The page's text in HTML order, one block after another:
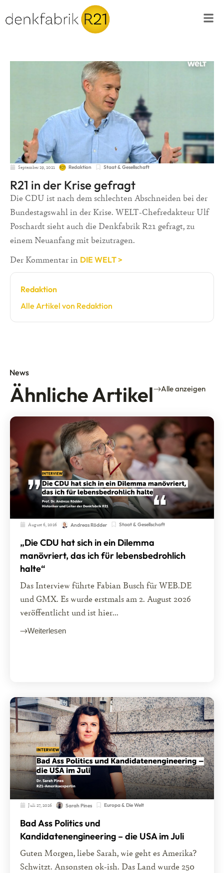
September 29, 2021 Redaktion Staat & Gesellschaft
R21 in der Krise gefragt
Die CDU ist nach dem schlechten Abschneiden bei der
Bundestagswahl in der Krise. WELT-Chefredakteur Ulf
Poschardt sieht auch die Denkfabrik R21 gefragt, zu
einem Neuanfang mit beizutragen.
Der Kommentar in DIE WELT >
Redaktion
Alle Artikel von Redaktion
News
Ähnliche Artikel Alle anzeigen
August 6, 2026 Andreas Rödder Staat & Gesellschaft
„Die CDU hat sich in ein Dilemma
manövriert, das ich für lebensbedrohlich
halte“
Das Interview führte Fabian Busch für WEB.DE
und GMX. Es wurde erstmals am 2. August 2026
veröffentlicht und ist hier...
Weiterlesen
Juli 27, 2026 Sarah Pines Europa & Die Welt
Bad Ass Politics und
Kandidatenengineering – die USA im Juli
Guten Morgen, liebe Sarah, wie geht es Amerika?
Schwitzt. Ansonsten ok-ish. Das Land wurde 250